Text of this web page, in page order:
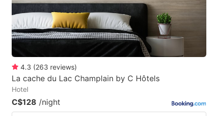
4.3 (263 reviews)
La cache du Lac Champlain by C Hôtels
Hotel
C$128 /night